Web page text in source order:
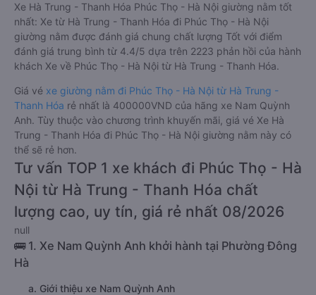
Xe Hà Trung - Thanh Hóa Phúc Thọ - Hà Nội giường nằm tốt
nhất: Xe từ Hà Trung - Thanh Hóa đi Phúc Thọ - Hà Nội
giường nằm được đánh giá chung chất lượng Tốt với điểm
đánh giá trung bình từ 4.4/5 dựa trên 2223 phản hồi của hành
khách Xe về Phúc Thọ - Hà Nội từ Hà Trung - Thanh Hóa.
Giá vé xe giường nằm đi Phúc Thọ - Hà Nội từ Hà Trung -
Thanh Hóa rẻ nhất là 400000VND của hãng xe Nam Quỳnh
Anh. Tùy thuộc vào chương trình khuyến mãi, giá vé Xe Hà
Trung - Thanh Hóa đi Phúc Thọ - Hà Nội giường nằm này có
thể sẽ rẻ hơn.
Tư vấn TOP 1 xe khách đi Phúc Thọ - Hà
Nội từ Hà Trung - Thanh Hóa chất
lượng cao, uy tín, giá rẻ nhất 08/2026
null
🚌 1. Xe Nam Quỳnh Anh khởi hành tại Phường Đông
Hà
a. Giới thiệu xe Nam Quỳnh Anh